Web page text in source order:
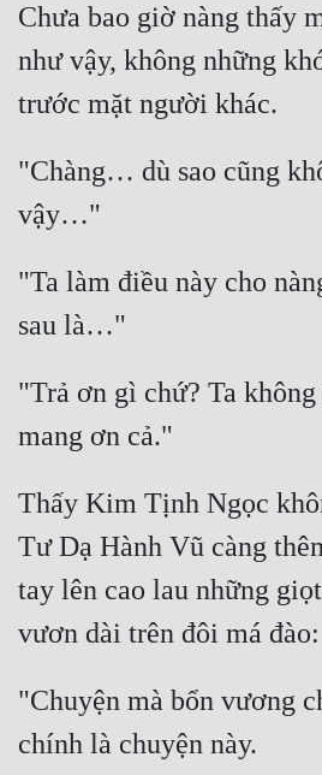
Xuyên Không
Xuyên Nhanh
Xuyên Sách
Xuyên Thư
Điền Văn
Đồng Nhân
Ngự Thú
Truyện Nam
Truyện Nữ
Chưa bao giờ nàng thấy
như vậy, không những
trước mặt người khác.
"Chàng… dù sao cũng
vậy…"
"Ta làm điều này cho
sau là…"
"Trả ơn gì chứ? Ta
mang ơn cả."
Thấy Kim Tịnh Ngọc
Tư Dạ Hành Vũ càng
tay lên cao lau những
vươn dài trên đôi má đào:
"Chuyện mà bổn vương
chính là chuyện này.